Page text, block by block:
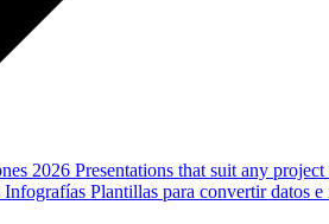
2026 Presentations that suit any project
Infografías Plantillas para convertir datos